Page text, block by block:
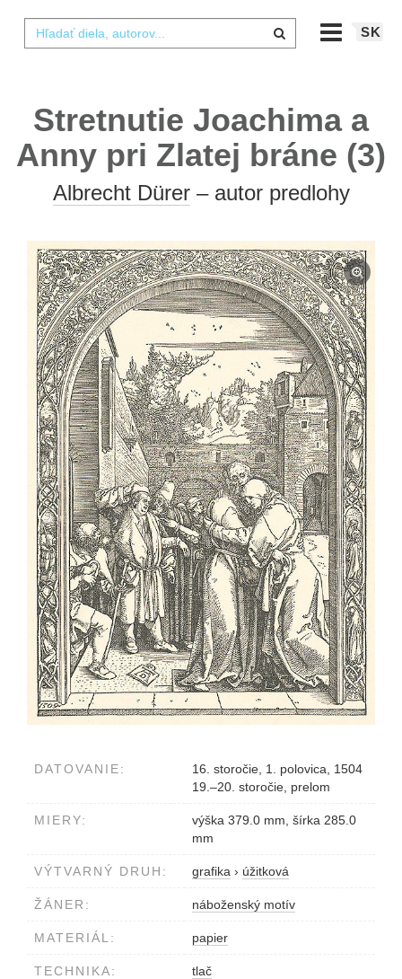
SK
Stretnutie Joachima a
Anny pri Zlatej bráne (3)
Albrecht Dürer– autor predlohy
DATOVANIE:
16. storočie, 1. polovica, 1504
19.–20. storočie, prelom
MIERY:
výška 379.0 mm, šírka 285.0
mm
VÝTVARNÝ DRUH: grafika › úžitková
ŽÁNER: náboženský motív
MATERIÁL: papier
TECHNIKA:
tlač